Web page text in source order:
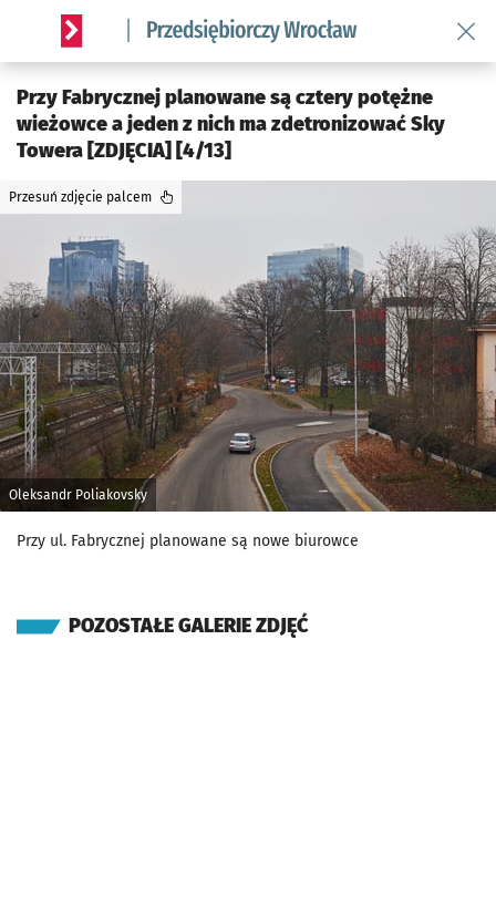
Serwis informacyjny wroclaw.pl podserwis: Strategia
Przy Fabrycznej planowane są cztery potężne
wieżowce a jeden z nich ma zdetronizować Sky
Towera [ZDJĘCIA] [4/13]
Oleksandr Poliakovsky
Przesuń zdjęcie palcem
Przy ul. Fabrycznej planowane są nowe biurowce
POZOSTAŁE GALERIE ZDJĘĆ